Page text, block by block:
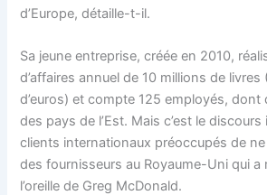
d’Europe, détaille-t-il.
Sa jeune entreprise, créée en 2010,
d’affaires annuel de 10 millions de livres
d’euros) et compte 125 employés, dont
des pays de l’Est. Mais c’est le
clients internationaux préoccupés de
des fournisseurs au Royaume-Uni qui a
l’oreille de Greg McDonald.